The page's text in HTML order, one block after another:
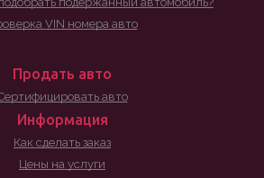
VIN номера авто
Продать авто
авто
Информация
Как сделать заказ
Цены на услуги